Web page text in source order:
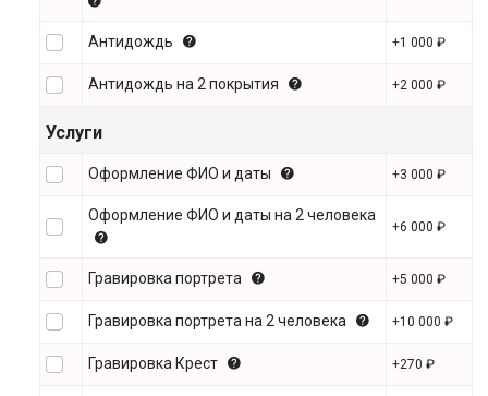
Антидождь +1 000 ₽
Антидождь на 2 покрытия +2 000 ₽
Услуги
Оформление ФИО и даты +3 000 ₽
Оформление ФИО и даты на 2 человека
+6 000 ₽
Гравировка портрета +5 000 ₽
Гравировка портрета на 2 человека +10 000 ₽
Гравировка Крест +270 ₽